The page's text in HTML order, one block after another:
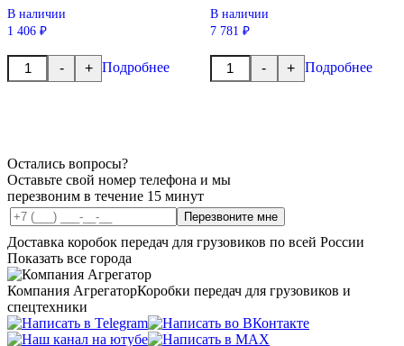
В наличии
1 406 ₽
-
Количество
товара
передачи
+ Подробнее
В наличии
7 781 ₽
-
Количество
товара
+ Подробнее
Остались вопросы?
Оставьте свой номер телефона и мы
перезвоним в течение 15 минут
Перезвоните мне
Доставка коробок передач для грузовиков по всей России
Показать все города
Компания АгрегаторКоробки передач для грузовиков и
спецтехники